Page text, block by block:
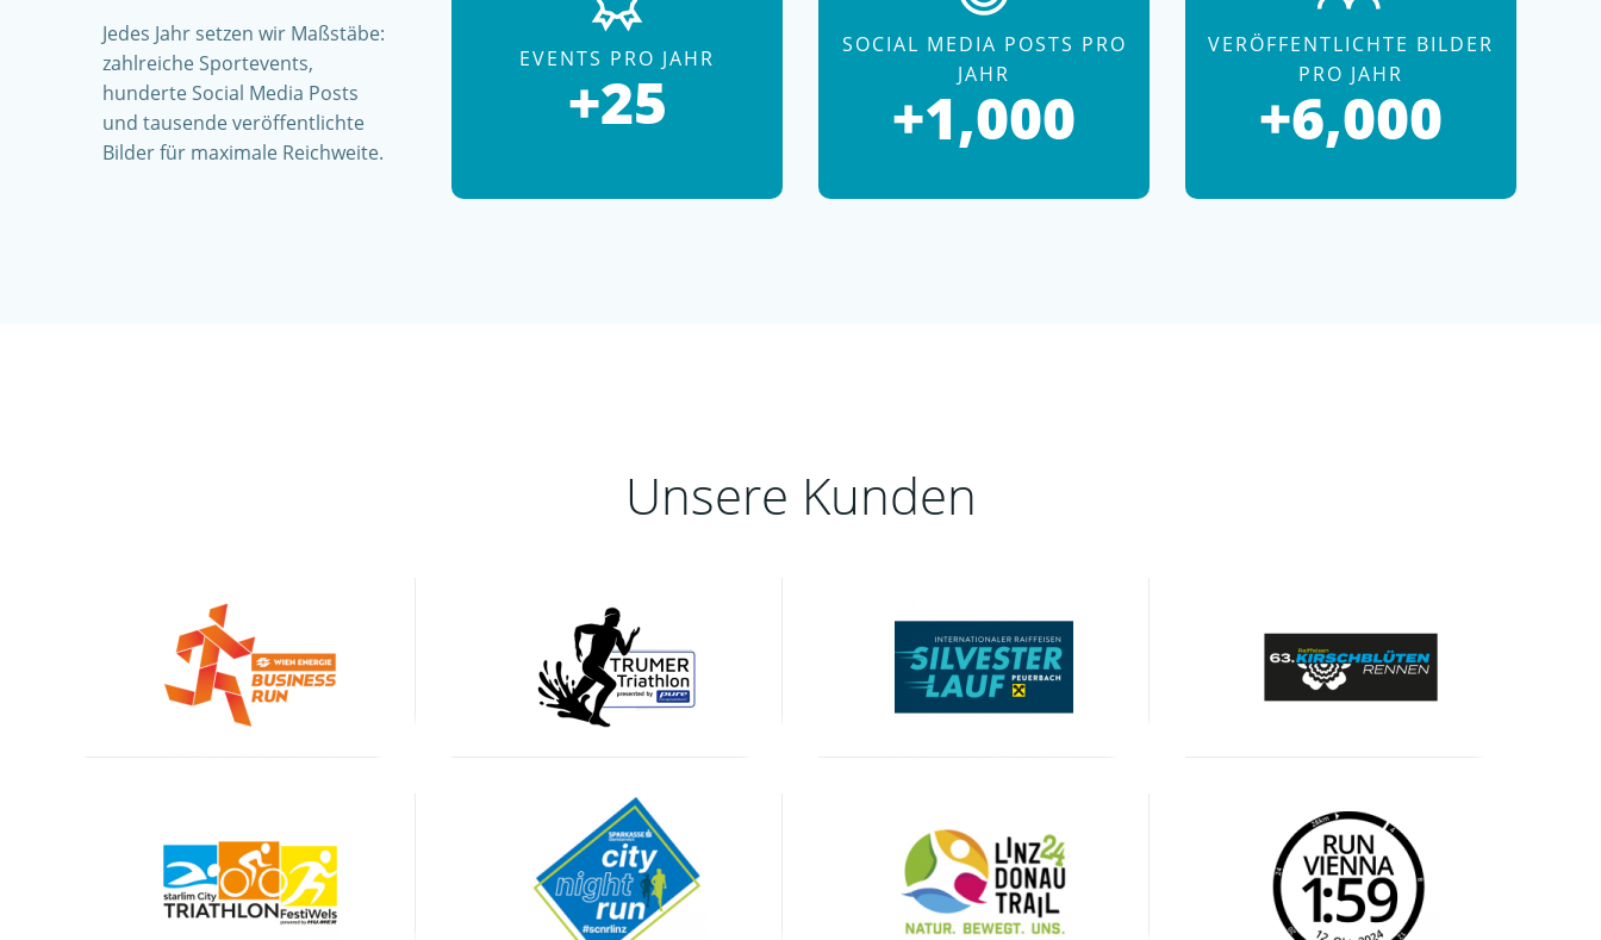
Jedes Jahr setzen wir Maßstäbe:
zahlreiche Sportevents,
hunderte Social Media Posts
und tausende veröffentlichte
Bilder für maximale Reichweite.
EVENTS PRO JAHR
+25
SOCIAL MEDIA POSTS PRO
JAHR
+1,000
VERÖFFENTLICHTE BILDER
PRO JAHR
+6,000
Unsere Kunden